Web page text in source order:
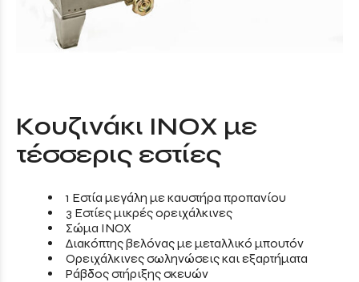
Κουζινάκι INOX με
τέσσερις εστίες
1 Εστία μεγάλη με καυστήρα προπανίου
3 Εστίες μικρές ορειχάλκινες
Σώμα INOX
Διακόπτης βελόνας με μεταλλικό μπουτόν
Ορειχάλκινες σωληνώσεις και εξαρτήματα
Ράβδος στήριξης σκευών